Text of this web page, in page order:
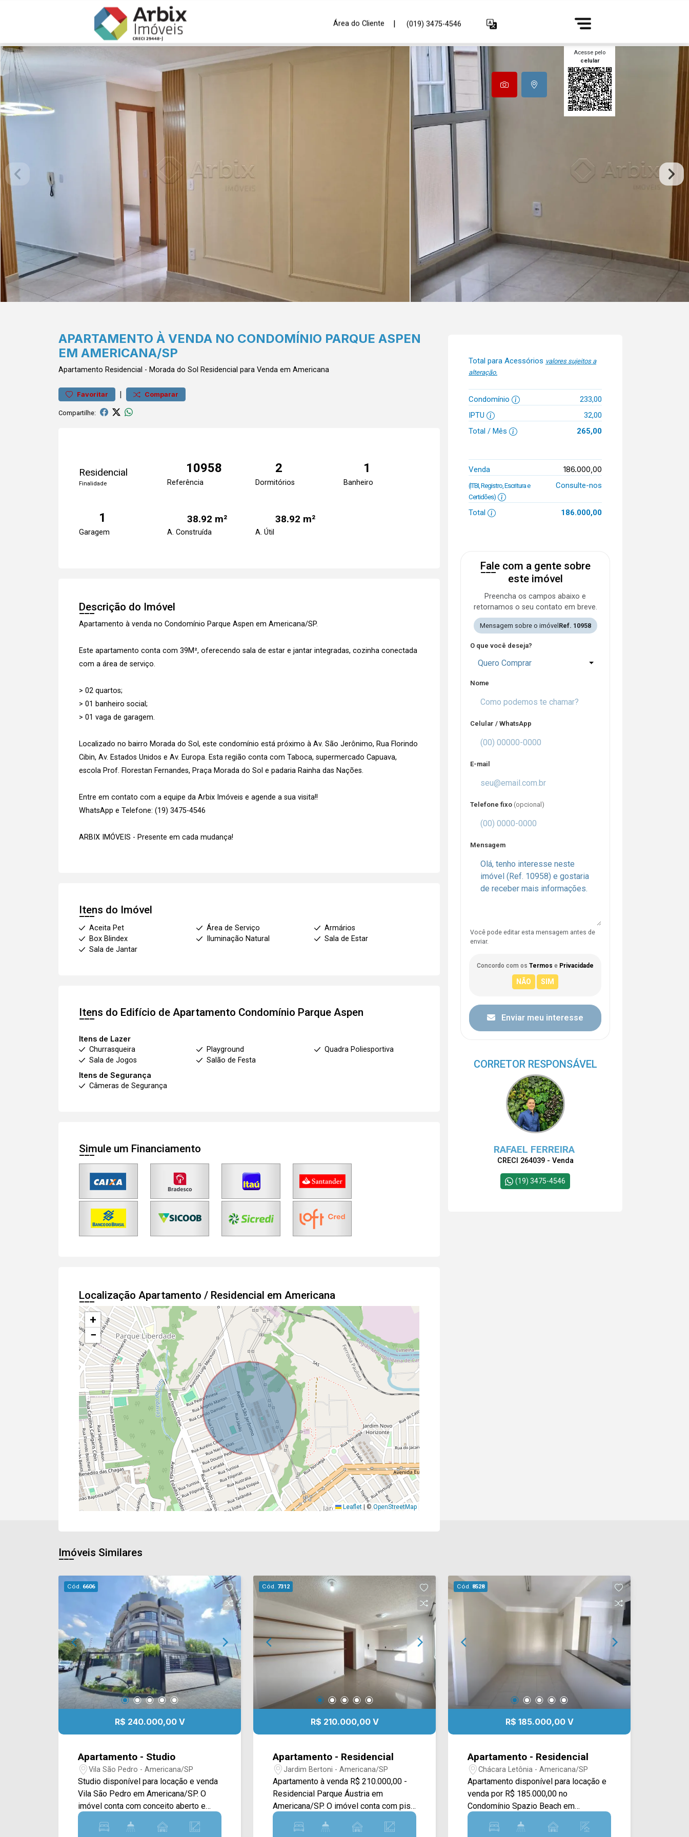
Área do Cliente | (019) 3475-4546
Acesse pelo
celular
APARTAMENTO À VENDA NO CONDOMÍNIO PARQUE ASPEN
EM AMERICANA/SP
Apartamento Residencial - Morada do Sol Residencial para Venda em Americana
Favoritar | Comparar
Compartilhe:
Residencial
Finalidade
10958
Referência
2
Dormitórios
1
Banheiro
1
Garagem
38.92 m²
A. Construída
38.92 m²
A. Útil
Descrição do Imóvel
Apartamento à venda no Condomínio Parque Aspen em Americana/SP.
Este apartamento conta com 39M², oferecendo sala de estar e jantar integradas, cozinha conectada
com a área de serviço.
> 02 quartos;
> 01 banheiro social;
> 01 vaga de garagem.
Localizado no bairro Morada do Sol, este condomínio está próximo à Av. São Jerônimo, Rua Florindo
Cibin, Av. Estados Unidos e Av. Europa. Esta região conta com Taboca, supermercado Capuava,
escola Prof. Florestan Fernandes, Praça Morada do Sol e padaria Rainha das Nações.
Entre em contato com a equipe da Arbix Imóveis e agende a sua visita!!
WhatsApp e Telefone: (19) 3475-4546
ARBIX IMÓVEIS - Presente em cada mudança!
Itens do Imóvel
Aceita Pet Área de Serviço
Armários
Box Blindex
Iluminação Natural
Sala de Estar
Sala de Jantar
Itens do Edifício de Apartamento Condomínio Parque Aspen
Itens de Lazer
Churrasqueira
Playground
Quadra Poliesportiva
Sala de Jogos
Salão de Festa
Itens de Segurança
Câmeras de Segurança
Simule um Financiamento
Localização Apartamento / Residencial em Americana
+
−
Leaflet |©OpenStreetMap
Total para Acessórios valores sujeitos a
alteração.
Condomínio
233,00
IPTU
32,00
Total / Mês
265,00
Venda 186.000,00
(ITBI, Registro, Escritura e
Certidões)
Consulte-nos
Total 186.000,00
Fale com a gente sobre
este imóvel
Preencha os campos abaixo e
retornamos o seu contato em breve.
Mensagem sobre o imóvel Ref. 10958
O que você deseja?
Quero Comprar
Nome
Celular / WhatsApp
E-mail
Telefone fixo (opcional)
Mensagem
Você pode editar esta mensagem antes de
enviar.
Concordo com os Termos e Privacidade
Enviar meu interesse
CORRETOR RESPONSÁVEL
RAFAEL FERREIRA
CRECI 264039 - Venda
(19) 3475-4546
Imóveis Similares
Cód. 6606
R$ 240.000,00 V
Apartamento - Studio
Vila São Pedro - Americana/SP
Studio disponível para locação e venda
Vila São Pedro em Americana/SP. O
imóvel conta com conceito aberto e
acabamento em piso frio, sacada,
cozinha com geladeira, cooktop,
Cód. 7312
R$ 210.000,00 V
Apartamento - Residencial
Jardim Bertoni - Americana/SP
Apartamento à venda R$ 210.000,00 -
Residencial Parque Áustria em
Americana/SP. O imóvel conta com piso
frio, sala dois ambientes e cozinha
integrada com área de serviço. 02
Cód. 8528
R$ 185.000,00 V
Apartamento - Residencial
Chácara Letônia - Americana/SP
Apartamento disponível para locação e
venda por R$ 185.000,00 no
Condomínio Spazio Beach em
Americana/SP. O imóvel possui piso
em porcelanato, sala, cozinha com